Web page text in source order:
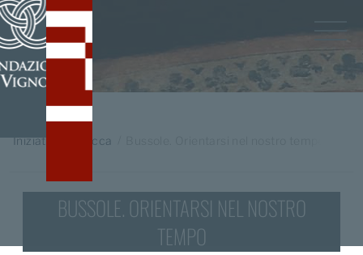
/
Iniziative in Rocca
BUSSOLE. ORIENTARSI NEL NOSTRO
TEMPO